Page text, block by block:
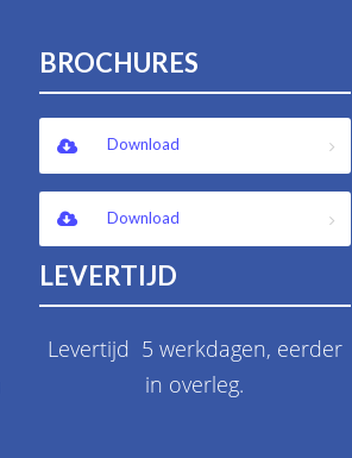
BROCHURES
Download
Download
LEVERTIJD
Levertijd 5 werkdagen, eerder
in overleg.